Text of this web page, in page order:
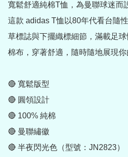
寬鬆舒適純棉T恤，為曼聯球迷而
這款 adidas T恤以80年代看台隨
草標誌與下擺織標細節，滿載足
棉布，穿著舒適，隨時隨地展現你
🔴 寬鬆版型
🔴 圓領設計
🔴 100% 純棉
🔴 曼聯繡徽
🔴 半夜閃光色（型號：JN2823）